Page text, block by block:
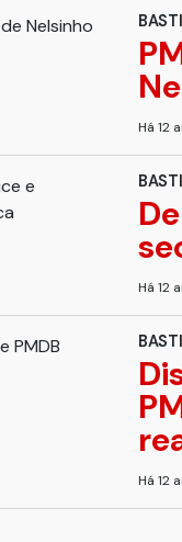
Há 12
Há 12
Há 12